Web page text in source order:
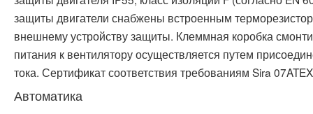
защиты двигатели снабжены встроенным
внешнему устройству защиты. Клеммная коробка
питания к вентилятору осуществляется путем
тока. Сертификат соответствия требованиям Sira
Автоматика